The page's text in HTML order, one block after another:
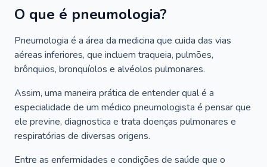
O que é pneumologia?
Pneumologia é a área da medicina que cuida das vias
aéreas inferiores, que incluem traqueia, pulmões,
brônquios, bronquíolos e alvéolos pulmonares.
Assim, uma maneira prática de entender qual é a
especialidade de um médico pneumologista é pensar que
ele previne, diagnostica e trata doenças pulmonares e
respiratórias de diversas origens.
Entre as enfermidades e condições de saúde que o